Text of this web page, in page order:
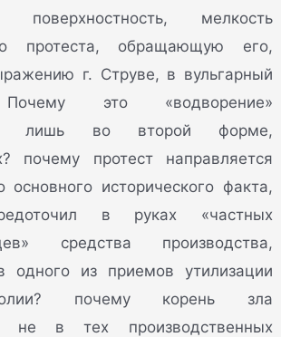
мелкость
протеста, обращающую его,
г. Струве, в вульгарный
это «водворение»
лишь во второй форме,
почему протест направляется
основного исторического факта,
в руках «частных
средства производства,
одного из приемов утилизации
почему корень зла
не в тех производственных